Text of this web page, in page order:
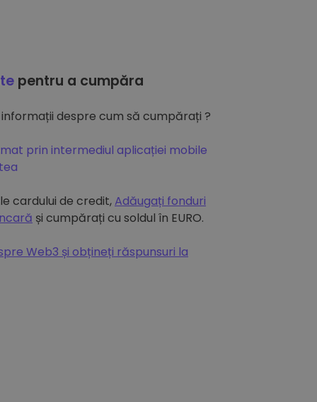
pentru a cumpăra
despre cum să cumpărați ?
prin intermediul aplicației mobile
cardului de credit,Adăugați fonduri
și cumpărați cu soldul în EURO.
Web3 și obțineți răspunsuri la